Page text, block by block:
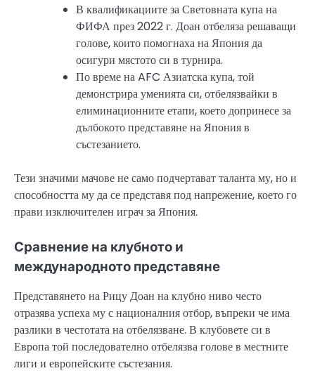
В квалификациите за Световната купа на
ФИФА през 2022 г. Доан отбеляза решаващи
голове, които помогнаха на Япония да
осигури мястото си в турнира.
По време на AFC Азиатска купа, той
демонстрира уменията си, отбелязвайки в
елиминационните етапи, което допринесе за
дълбокото представяне на Япония в
състезанието.
Тези значими мачове не само подчертават таланта му, но и
способността му да се представя под напрежение, което го
прави изключителен играч за Япония.
Сравнение на клубното и
международното представяне
Представянето на Рицу Доан на клубно ниво често
отразява успеха му с националния отбор, въпреки че има
разлики в честотата на отбелязване. В клубовете си в
Европа той последователно отбелязва голове в местните
лиги и европейските състезания.